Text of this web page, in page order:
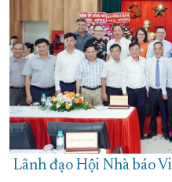
Lãnh đạo Hội Nhà báo